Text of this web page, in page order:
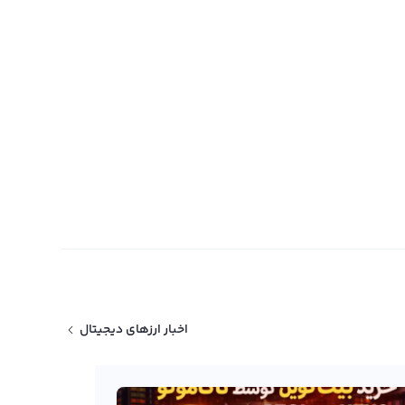
اخبار ارزهای دیجیتال